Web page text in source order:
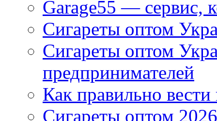
Garage55 — сервис,
Сигареты оптом
Сигареты оптом
предпринимателей
Как правильно
Сигареты оптом